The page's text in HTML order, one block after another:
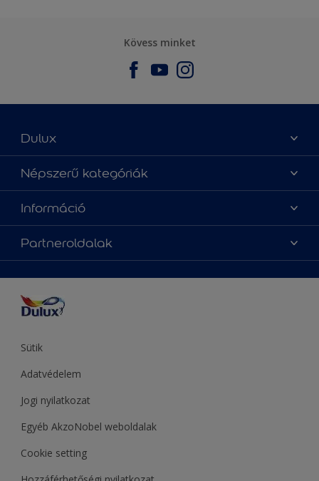
Kövess minket
Dulux
Üzlet keresése
Oldaltérkép
Elérhetőségek
Népszerű kategóriák
Az év Dulux színe
Festési tanácsok
Inspiráció
Információ
Színpontosság
Hozzáférhetőség
Partneroldalak
Hammerite
Sadolin
Sütik
Adatvédelem
Jogi nyilatkozat
Egyéb AkzoNobel weboldalak
Cookie setting